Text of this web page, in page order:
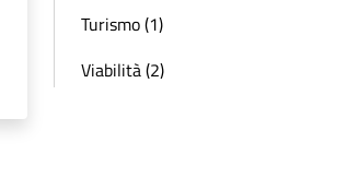
Turismo (1)
Viabilità (2)